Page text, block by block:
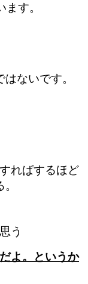
す。
ないです。
ればするほど
う
よ。というか